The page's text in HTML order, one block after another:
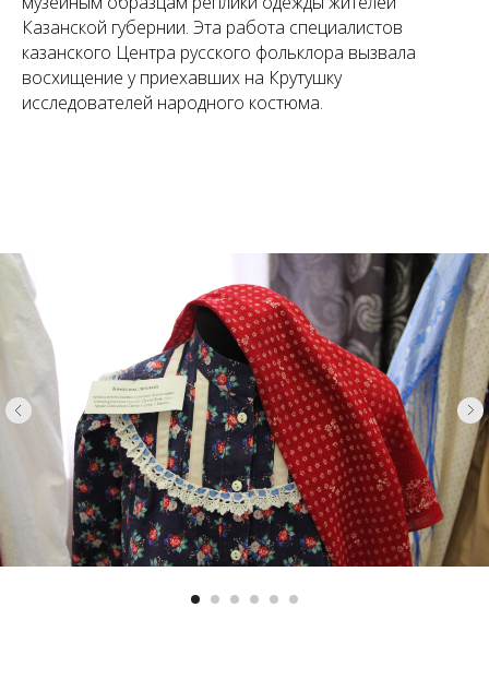
Казанской губернии. Эта работа специалистов
казанского Центра русского фольклора вызвала
восхищение у приехавших на Крутушку
исследователей народного костюма.